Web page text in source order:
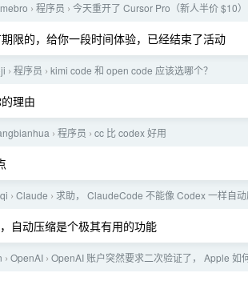
› 程序员 › 今天重开了 Cursor Pro（新人半价 $10
限的，给你一段时间体验，已经结束了活动
› 程序员 › kimi code 和 open code 应该选哪个？
理由
› 程序员 › cc 比 codex 好用
› Claude › 求助， ClaudeCode 不能像 Codex 一样自动
自动压缩是个极其有用的功能
› OpenAI › OpenAI 账户突然要求二次验证了， Apple 如